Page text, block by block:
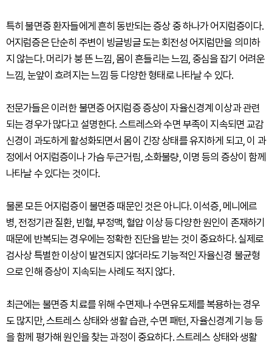
특히 불면증 환자들에게 흔히 동반되는 증상 중 하나가 어지럼증이다.
어지럼증은 단순히 주변이 빙글빙글 도는 회전성 어지럼만을 의미하
지 않는다. 머리가 붕 뜬 느낌, 몸이 흔들리는 느낌, 중심을 잡기 어려운
느낌, 눈앞이 흐려지는 느낌 등 다양한 형태로 나타날 수 있다.
전문가들은 이러한 불면증 어지럼증 증상이 자율신경계 이상과 관련
되는 경우가 많다고 설명한다. 스트레스와 수면 부족이 지속되면 교감
신경이 과도하게 활성화되면서 몸이 긴장 상태를 유지하게 되고, 이 과
정에서 어지럼증이나 가슴 두근거림, 소화불량, 이명 등의 증상이 함께
나타날 수 있다는 것이다.
물론 모든 어지럼증이 불면증 때문인 것은 아니다. 이석증, 메니에르
병, 전정기관 질환, 빈혈, 부정맥, 혈압 이상 등 다양한 원인이 존재하기
때문에 반복되는 경우에는 정확한 진단을 받는 것이 중요하다. 실제로
검사상 특별한 이상이 발견되지 않더라도 기능적인 자율신경 불균형
으로 인해 증상이 지속되는 사례도 적지 않다.
최근에는 불면증 치료를 위해 수면제나 수면유도제를 복용하는 경우
도 많지만, 스트레스 상태와 생활 습관, 수면 패턴, 자율신경계 기능 등
을 함께 평가해 원인을 찾는 과정이 중요하다. 스트레스 상태와 생활